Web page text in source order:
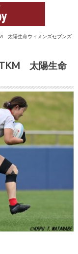
太陽生命ウィメンズセブンズ
太陽生命